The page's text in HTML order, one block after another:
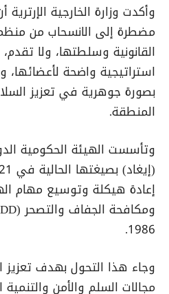
وأكدت وزارة الخارجية
مضطرة إلى الانسحاب من
القانونية وسلطتها، ولا
استراتيجية واضحة
بصورة جوهرية في تعزيز
المنطقة.
وتأسست الهيئة الحكومية
إعادة هيكلة وتوسيع مهام
1986.
وجاء هذا التحول بهدف تعزيز
مجالات السلم والأمن والتنمية